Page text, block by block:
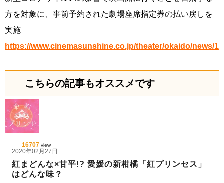
方を対象に、事前予約された劇場座席指定券の払い戻しを
実施
https://www.cinemasunshine.co.jp/theater/okaido/news/
こちらの記事もオススメです
16707 view
2020年02月27日
紅まどんな×甘平!? 愛媛の新柑橘「紅プリンセス」
はどんな味？